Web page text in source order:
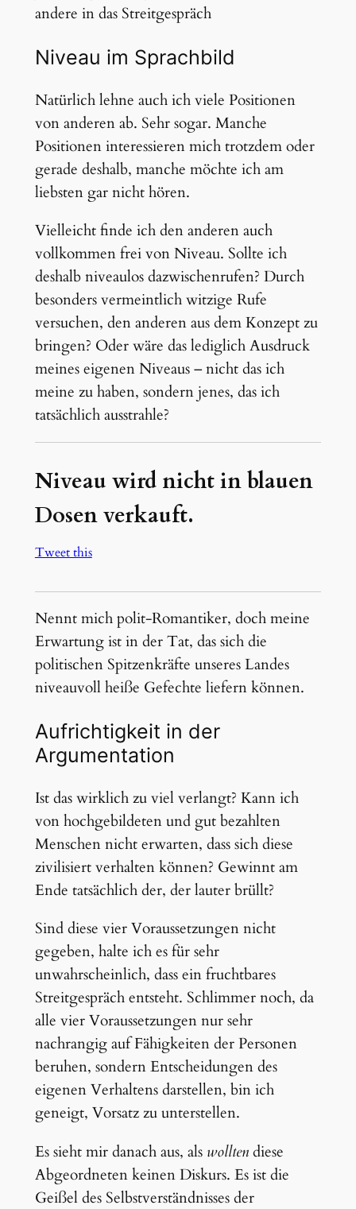
andere in das Streitgespräch
Niveau im Sprachbild
Natürlich lehne auch ich viele Positionen
von anderen ab. Sehr sogar. Manche
Positionen interessieren mich trotzdem oder
gerade deshalb, manche möchte ich am
liebsten gar nicht hören.
Vielleicht finde ich den anderen auch
vollkommen frei von Niveau. Sollte ich
deshalb niveaulos dazwischenrufen? Durch
besonders vermeintlich witzige Rufe
versuchen, den anderen aus dem Konzept zu
bringen? Oder wäre das lediglich Ausdruck
meines eigenen Niveaus – nicht das ich
meine zu haben, sondern jenes, das ich
tatsächlich ausstrahle?
Niveau wird nicht in blauen
Dosen verkauft.
Tweet this
Nennt mich polit-Romantiker, doch meine
Erwartung ist in der Tat, das sich die
politischen Spitzenkräfte unseres Landes
niveauvoll heiße Gefechte liefern können.
Aufrichtigkeit in der
Argumentation
Ist das wirklich zu viel verlangt? Kann ich
von hochgebildeten und gut bezahlten
Menschen nicht erwarten, dass sich diese
zivilisiert verhalten können? Gewinnt am
Ende tatsächlich der, der lauter brüllt?
Sind diese vier Voraussetzungen nicht
gegeben, halte ich es für sehr
unwahrscheinlich, dass ein fruchtbares
Streitgespräch entsteht. Schlimmer noch, da
alle vier Voraussetzungen nur sehr
nachrangig auf Fähigkeiten der Personen
beruhen, sondern Entscheidungen des
eigenen Verhaltens darstellen, bin ich
geneigt, Vorsatz zu unterstellen.
Es sieht mir danach aus, als wolltendiese
Abgeordneten keinen Diskurs. Es ist die
Geißel des Selbstverständnisses der